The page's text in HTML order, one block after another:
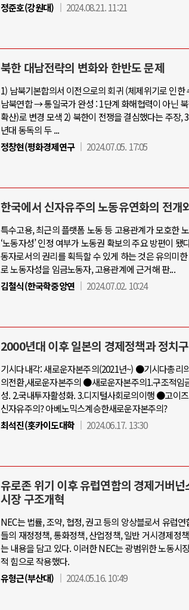
정준호(강원대)
2024.08.21. 11:21
북한 대남전략의 변화와 한반도 문제
1) 남북기본합의서 이전으로의 회귀 (체제위기로 인한
남북연합 → 통일국가 완성 : 1단계 화해협력이 아닌
확산)로 변경 모색 2) 북한이 전쟁을 결심했다는 주장,
년대 동독의 두 ...
정창현(평화경제연구
2024.07.05. 17:05
한국에서 신자유주의 노동유연화의 전개
특수고용, 최근의 플랫폼 노동 등 고용관계가 모호한
‘노동자성’ 인정 여부가 노동권 확보의 주요 방편이
동자로서의 권리를 획득할 수 있게 하는 것은 유의미
로 노동자성을 임금노동자, 고용관계에 근거해 판...
김철식(한국학중앙연
2024.07.02. 10:24
2000년대 이후 일본의 경제정책과 정치
기시다내각: 새로운자본주의(2021년~) ●기시다총리
의전환,새로운자본주의 ●새로운자본주의1.구조적임
성. 2.국내투자활성화. 3.디지털사회로의이행 ●고이
신자유주의? 아베노믹스계승한새로운자본주의?
최석진(홋카이도대학
2024.06.17. 13:30
유로존 위기 이후 유럽연합의 경제거버
시장 구조개혁
NEC는 법률, 조약, 협정, 권고 등의 앙상블로서 유럽
들의 재정정책, 통화정책, 산업정책, 일반 거시경제정
는 내용을 담고 있다. 이러한 NEC는 광범위한 노동시
적 힘으로 작용했다.
유형근(부산대)
2024.05.16. 10:49